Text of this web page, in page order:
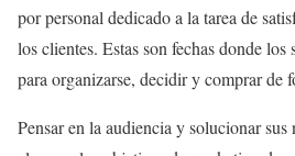
por personal dedicado a la tarea de
los clientes. Estas son fechas donde los
para organizarse, decidir y comprar de
Pensar en la audiencia y solucionar sus